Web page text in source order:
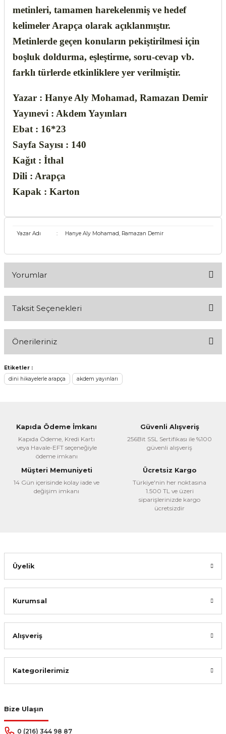
metinleri, tamamen harekelenmiş ve hedef
kelimeler Arapça olarak açıklanmıştır.
Metinlerde geçen konuların pekiştirilmesi için
boşluk doldurma, eşleştirme, soru-cevap vb.
farklı türlerde etkinliklere yer verilmiştir.
Yazar : Hanye Aly Mohamad, Ramazan Demir
Yayınevi : Akdem Yayınları
Ebat : 16*23
Sayfa Sayısı : 140
Kağıt : İthal
Dili : Arapça
Kapak : Karton
Yazar Adı : Hanye Aly Mohamad, Ramazan Demir
Yorumlar
Taksit Seçenekleri
Önerileriniz
Bu ürünün fiyat bilgisi, resim, ürün açıklamalarında ve diğer
konularda yetersiz gördüğünüz noktaları öneri formunu
kullanarak tarafımıza iletebilirsiniz.
Ürün resmi kalitesiz, bozuk veya görüntülenemiyor.
Ürün açıklamasında eksik bilgiler bulunuyor.
Ürün bilgilerinde hatalar bulunuyor.
Etiketler :
dini hikayelerle arapça
akdem yayınları
Kapıda Ödeme İmkanı
Kapıda Ödeme, Kredi Kartı
veya Havale-EFT seçeneğiyle
ödeme imkanı
Güvenli Alışveriş
256Bit SSL Sertifikası ile %100
güvenli alışveriş
Müşteri Memuniyeti
14 Gün içerisinde kolay iade ve
değişim imkanı
Ücretsiz Kargo
Türkiye'nin her noktasına
1.500 TL ve üzeri
siparişlerinizde kargo
ücretsizdir
Bize Ulaşın
0 (216) 344 98 87
Üyelik
Kurumsal
Alışveriş
Kategorilerimiz